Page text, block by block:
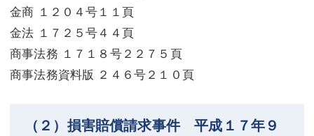
金商 １２０４号１１頁
金法 １７２５号４４頁
商事法務 １７１８号２２７５頁
商事法務資料版 ２４６号２１０頁
（２）損害賠償請求事件 平成１７年９